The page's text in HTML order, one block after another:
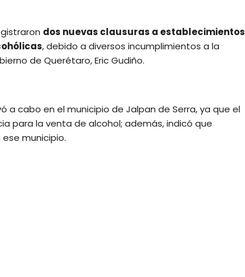
dos nuevas clausuras a establecimientos
, debido a diversos incumplimientos a la
de Querétaro, Eric Gudiño.
a cabo en el municipio de Jalpan de Serra, ya que el
para la venta de alcohol; además, indicó que
municipio.